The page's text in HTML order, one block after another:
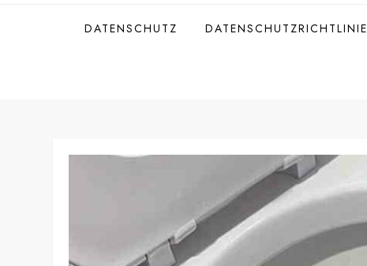
DATENSCHUTZ DATENSCHUTZRICHTLINIE